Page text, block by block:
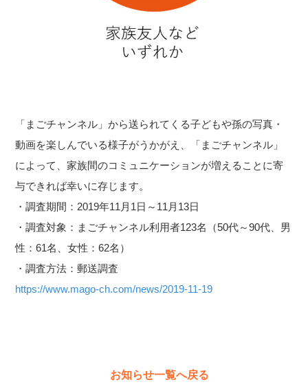
「まごチャンネル」から送られてくる子どもや孫の写真・
動画を楽しんでいる様子がうかがえ、「まごチャンネル」
によって、家族間のコミュニケーションが増えることに寄
与できれば幸いに存じます。
・調査期間：2019年11月1日～11月13日
・調査対象：まごチャンネル利用者123名（50代～90代、男
性：61名、女性：62名）
・調査方法：郵送調査
https://www.mago-ch.com/news/2019-11-19
お知らせ一覧へ戻る